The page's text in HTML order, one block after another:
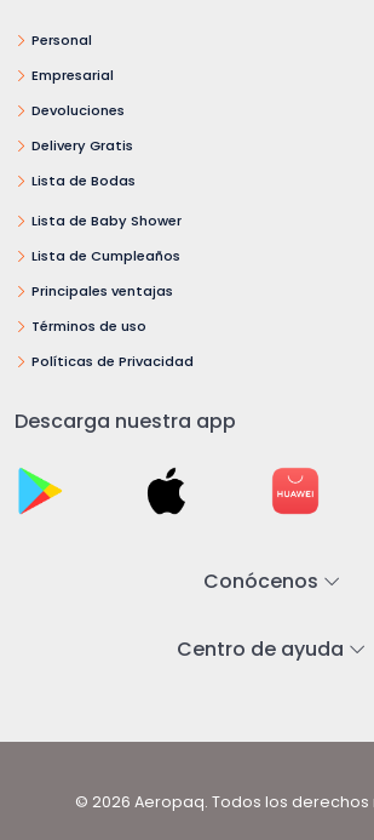
Personal
Empresarial
Devoluciones
Delivery Gratis
Lista de Bodas
Lista de Baby Shower
Lista de Cumpleaños
Principales ventajas
Términos de uso
Políticas de Privacidad
Descarga nuestra app
Conócenos
Centro de ayuda
© 2026 Aeropaq. Todos los